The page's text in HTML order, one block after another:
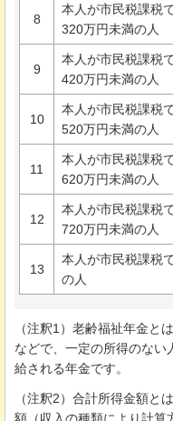
8
本人が市民税課税
320万円未満の人
9
本人が市民税課税
420万円未満の人
10
本人が市民税課税
520万円未満の人
11
本人が市民税課税
620万円未満の人
12
本人が市民税課税
720万円未満の人
13
本人が市民税課税
の人
（注釈1）老齢福祉年金と
などで、一定の所得のない
給される年金です。
（注釈2）合計所得金額と